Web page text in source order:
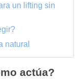
un lifting sin
natural
actúa?